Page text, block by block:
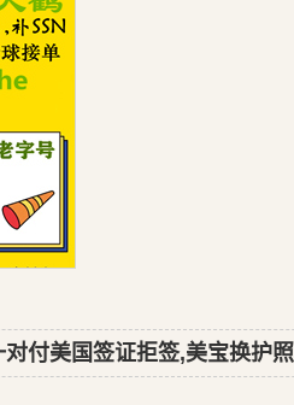
付美国签证拒签,美宝换护